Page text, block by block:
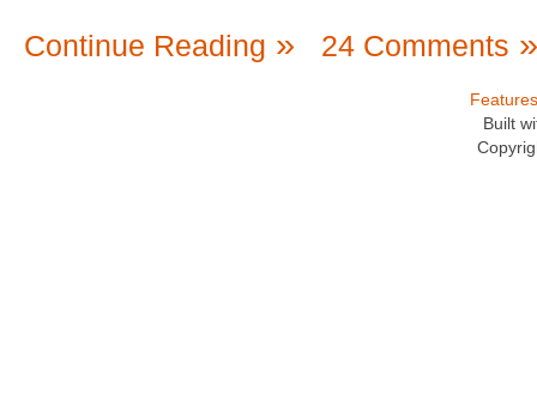
Continue Reading
24 Comments
Features
Built